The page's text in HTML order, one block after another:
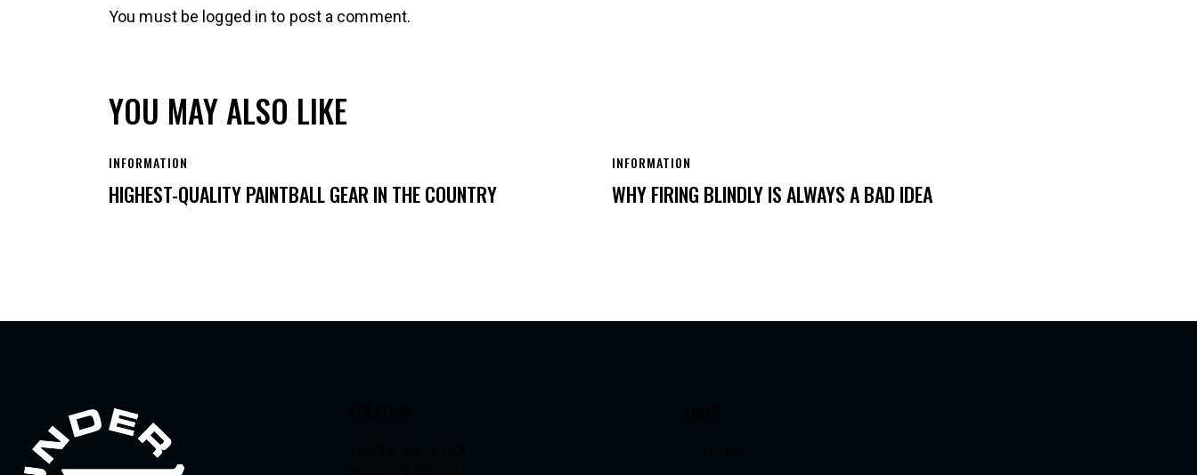
You must be logged in to post a comment.
YOU MAY ALSO LIKE
INFORMATION
HIGHEST-QUALITY PAINTBALL GEAR IN THE COUNTRY
INFORMATION
WHY FIRING BLINDLY IS ALWAYS A BAD IDEA